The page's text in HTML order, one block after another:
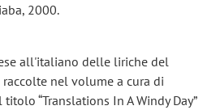
2000.
all'italiano delle liriche del
nel volume a cura di
“Translations In A Windy Day”